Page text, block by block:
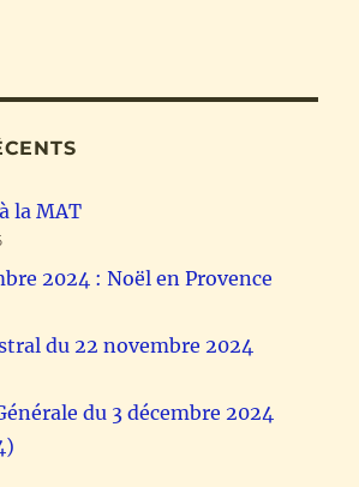
la MAT
2024 : Noël en Provence
du 22 novembre 2024
du 3 décembre 2024